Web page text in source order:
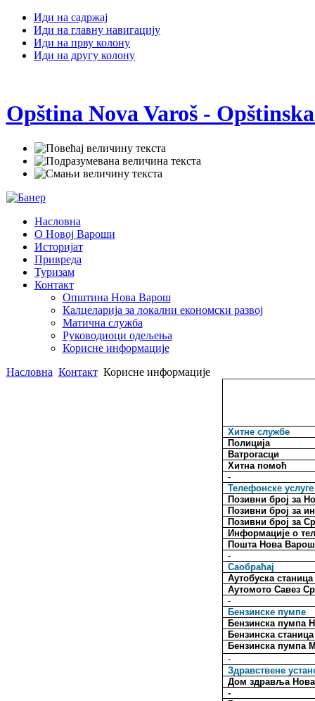
Иди на садржај
Иди на главну навигацију
Иди на прву колону
Иди на другу колону
Opština Nova Varoš -
Насловна
О Новој Вароши
Историјат
Привреда
Туризам
Контакт
Општина Нова Варош
Калцеларија за локални економски развој
Матична служба
Руководиоци одељења
Корисне информације
Насловна Контакт Корисне информације
Хитне службе
Полиција
Ватрогасци
Хитна помоћ
-
Телефонске услуге
Позивни број за
Позивни број за
Позивни број за
Информације о
Поштa Нова Варош
-
Саобраћај
Аутобуска станица
Аутомото Савез
-
Бензинске пумпе
Бензинска пумпа
Бензинска
Бензинска пумпа
-
Здравствене
Дом здравља
-